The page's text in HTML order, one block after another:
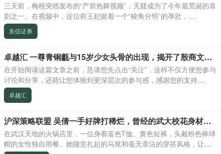
三天前，梅根突然发布的“产前热舞视频”，无疑成为了今年最荒诞的喜
剧之一。在视频中，这位前王妃挺着一个“棱角分明”的孕肚，....
东信证券
卓越汇 一尊青铜甗与15岁少女头骨的出现，揭开了殷商文化的阴暗面_祭祀_人头_历史
在开始阅读这篇文章之前，恳请您先点击“关注”，这样不仅方便您参与
讨论和分享，还能让您体验到更深层次的参与感，感谢您的支持....
卓越汇
沪深策略联盟 吴倩一手好牌打稀烂，曾经的武大校花身材发福变素人灵气星相全无
在武汉天地的火锅店里，一位身着蓝色T恤、黄色短裤，头戴粉色棒球
帽的女性独自用餐。她随意扎起的马尾和毫无章法的穿搭风格，让....